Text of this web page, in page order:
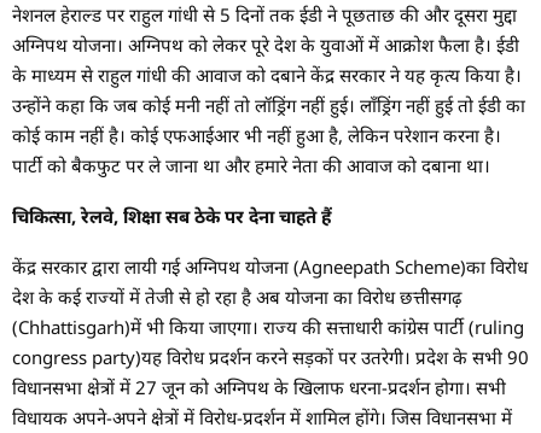
नेशनल हेराल्ड पर राहुल गांधी से 5 दिनों तक ईडी ने पूछताछ की और दूसरा मुद्दा
अग्निपथ योजना। अग्निपथ को लेकर पूरे देश के युवाओं में आक्रोश फैला है। ईडी
के माध्यम से राहुल गांधी की आवाज को दबाने केंद्र सरकार ने यह कृत्य किया है।
उन्होंने कहा कि जब कोई मनी नहीं तो लॉड्रिंग नहीं हुई। लॉंड्रिंग नहीं हुई तो ईडी का
कोई काम नहीं है। कोई एफआईआर भी नहीं हुआ है, लेकिन परेशान करना है।
पार्टी को बैकफुट पर ले जाना था और हमारे नेता की आवाज को दबाना था।
चिकित्सा, रेलवे, शिक्षा सब ठेके पर देना चाहते हैं
केंद्र सरकार द्वारा लायी गई अग्निपथ योजना (Agneepath Scheme)का विरोध
देश के कई राज्यों में तेजी से हो रहा है अब योजना का विरोध छत्तीसगढ़
(Chhattisgarh)में भी किया जाएगा। राज्य की सत्ताधारी कांग्रेस पार्टी (ruling
congress party)यह विरोध प्रदर्शन करने सड़कों पर उतरेगी। प्रदेश के सभी 90
विधानसभा क्षेत्रों में 27 जून को अग्निपथ के खिलाफ धरना-प्रदर्शन होगा। सभी
विधायक अपने-अपने क्षेत्रों में विरोध-प्रदर्शन में शामिल होंगे। जिस विधानसभा में